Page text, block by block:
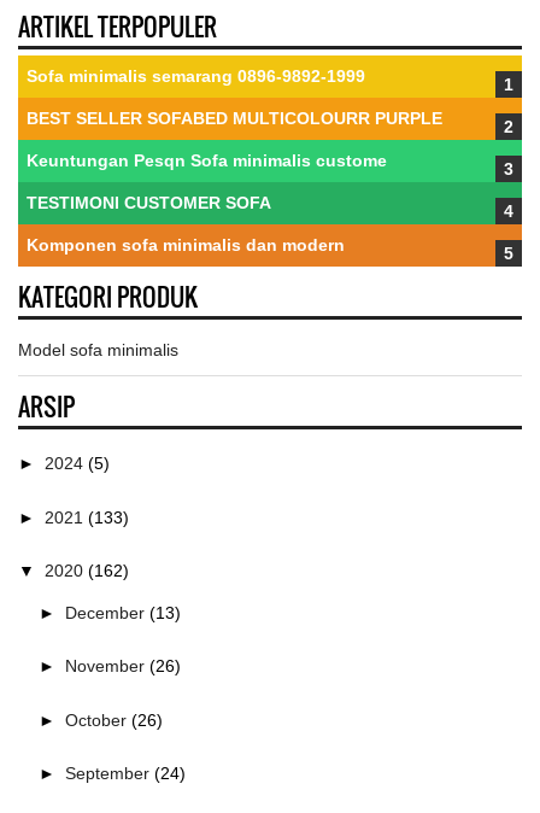
ARTIKEL TERPOPULER
Sofa minimalis semarang 0896-9892-1999
BEST SELLER SOFABED MULTICOLOURR PURPLE
Keuntungan Pesqn Sofa minimalis custome
TESTIMONI CUSTOMER SOFA
Komponen sofa minimalis dan modern
KATEGORI PRODUK
Model sofa minimalis
ARSIP
► 2024 (5)
► 2021 (133)
▼ 2020 (162)
► December (13)
► November (26)
► October (26)
► September (24)